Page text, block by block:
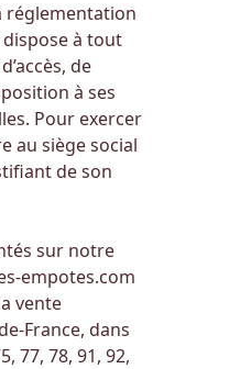
réglementation
à tout
de
à ses
Pour exercer
au siège social
de son
sur notre
empotes.com
vente
France, dans
77, 78, 91, 92,